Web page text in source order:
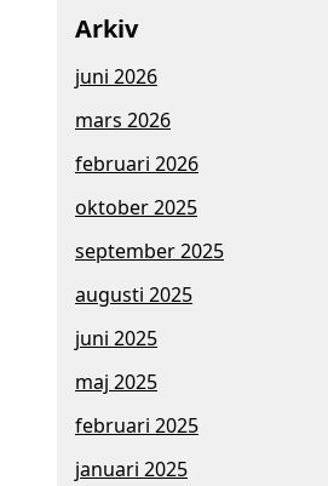
Arkiv
juni 2026
mars 2026
februari 2026
oktober 2025
september 2025
augusti 2025
juni 2025
maj 2025
februari 2025
januari 2025